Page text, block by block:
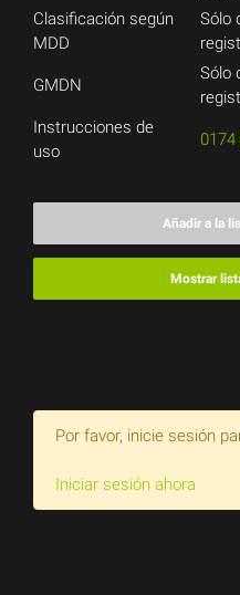
Clasificación según
MDD
Sólo
GMDN
Sólo
Instrucciones de
uso
0174
Añadir a la
Mostrar
Por favor, inicie sesión
Iniciar sesión ahora